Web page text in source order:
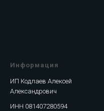
Информация
ИП Кодлаев Алексей
Александрович
ИНН 081407280594